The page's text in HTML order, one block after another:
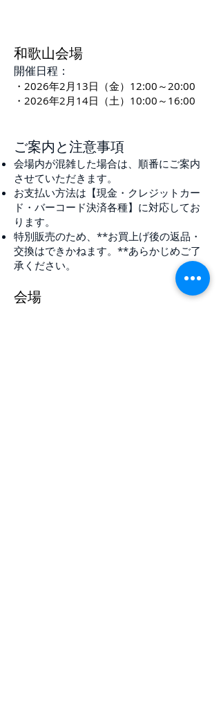
和歌山会場
開催日程：
・2026年2月13日（金）12:00～20:00
・2026年2月14日（土）10:00～16:00
ご案内と注意事項
会場内が混雑した場合は、順番にご案内
させていただきます。
お支払い方法は【現金・クレジットカー
ド・バーコード決済各種】に対応してお
ります。
特別販売のため、**お買上げ後の返品・
交換はできかねます。**あらかじめご了
承ください。
会場